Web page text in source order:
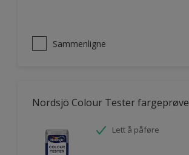
Sammenligne
Nordsjö Colour Tester fargeprøve
Lett å påføre